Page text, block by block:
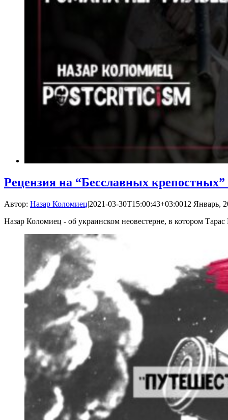
Рецензия на “Бесславных
Автор: Назар Коломиец|2021-03-30T15:00:43+03:0012 Январь,
Назар Коломиец - об украинском неовестерне, в котором